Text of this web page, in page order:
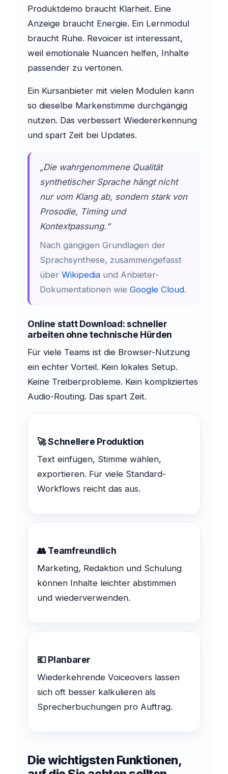
Produktdemo braucht Klarheit. Eine
Anzeige braucht Energie. Ein Lernmodul
braucht Ruhe. Revoicer ist interessant,
weil emotionale Nuancen helfen, Inhalte
passender zu vertonen.
Ein Kursanbieter mit vielen Modulen kann
so dieselbe Markenstimme durchgängig
nutzen. Das verbessert Wiedererkennung
und spart Zeit bei Updates.
„Die wahrgenommene Qualität
synthetischer Sprache hängt nicht
nur vom Klang ab, sondern stark von
Prosodie, Timing und
Kontextpassung.“
Nach gängigen Grundlagen der
Sprachsynthese, zusammengefasst
über Wikipedia und Anbieter-
Dokumentationen wie Google Cloud.
Online statt Download: schneller
arbeiten ohne technische Hürden
Für viele Teams ist die Browser-Nutzung
ein echter Vorteil. Kein lokales Setup.
Keine Treiberprobleme. Kein kompliziertes
Audio-Routing. Das spart Zeit.
🚀 Schnellere Produktion
Text einfügen, Stimme wählen,
exportieren. Für viele Standard-
Workflows reicht das aus.
👥 Teamfreundlich
Marketing, Redaktion und Schulung
können Inhalte leichter abstimmen
und wiederverwenden.
💶 Planbarer
Wiederkehrende Voiceovers lassen
sich oft besser kalkulieren als
Sprecherbuchungen pro Auftrag.
Die wichtigsten Funktionen,